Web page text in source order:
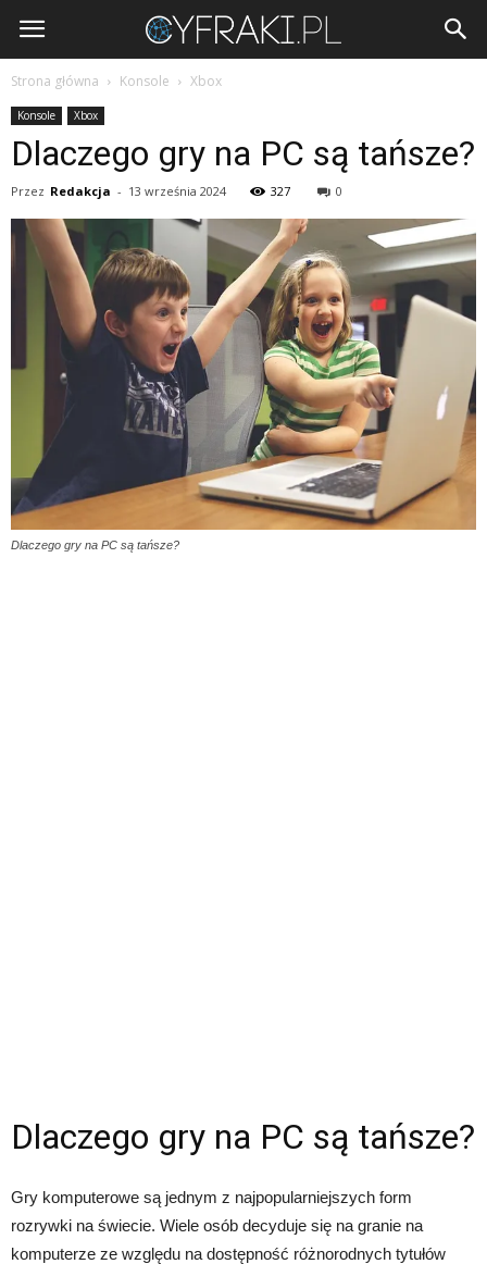
Cyfraki.pl
Strona główna Konsole Xbox
Konsole Xbox
Dlaczego gry na PC są tańsze?
Przez Redakcja - 13 września 2024 327 0
Dlaczego gry na PC są tańsze?
Dlaczego gry na PC są tańsze?
Gry komputerowe są jednym z najpopularniejszych form
rozrywki na świecie. Wiele osób decyduje się na granie na
komputerze ze względu na dostępność różnorodnych tytułów